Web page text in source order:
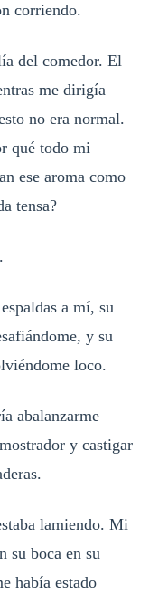
corriendo.
del comedor. El
me dirigía
no era normal.
qué todo mi
ese aroma como
tensa?
a mí, su
y su
loco.
abalanzarme
y castigar
lamiendo. Mi
su boca en su
había estado